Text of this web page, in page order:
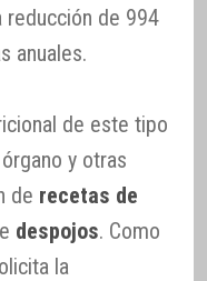
reducción de 994
anuales.
de este tipo
y otras
de recetas de
despojos. Como
la